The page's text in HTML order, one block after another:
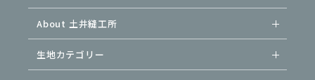
About 土井縫工所
生地カテゴリー